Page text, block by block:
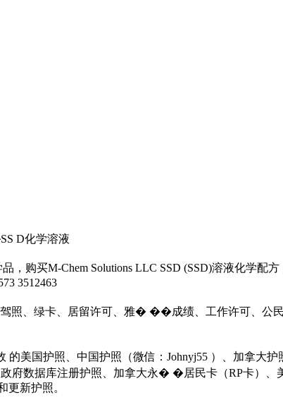
D化学溶液
购买M-Chem Solutions LLC SSD (SSD)溶液化学配
3512463
驾照、绿卡、居留许可、雅� ��成绩、工作许可、公
的美国护照、中国护照（微信：Johnyj55 ）、加拿
府数据库注册护照、加拿大永� �居民卡（RP卡）
更新护照。